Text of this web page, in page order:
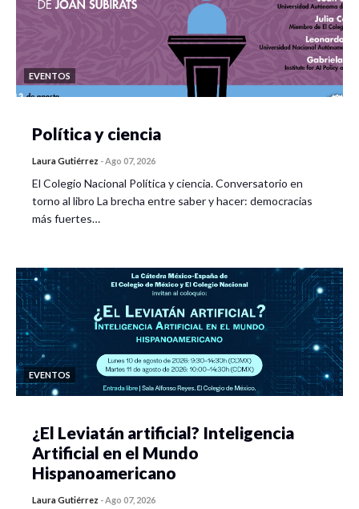
EVENTOS
Política y ciencia
Laura Gutiérrez -Ago 07, 2026
El Colegio Nacional Política y ciencia. Conversatorio en
torno al libro La brecha entre saber y hacer: democracias
más fuertes…
EVENTOS
¿El Leviatán artificial? Inteligencia
Artificial en el Mundo
Hispanoamericano
Laura Gutiérrez -Ago 07, 2026